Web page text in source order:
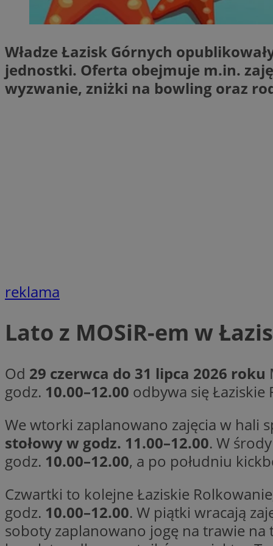
Władze Łazisk Górnych
jednostki. Oferta obejmuje m.in.
wyzwanie, zniżki na bowling oraz
reklama
Lato z MOSiR-em w
Od 29 czerwca do 31 lipca 2026 roku
godz. 10.00–12.00 odbywa się
We wtorki zaplanowano zajęcia w hali
stołowy w godz. 11.00–12.00. W
godz. 10.00–12.00, a po południu
Czwartki to kolejne Łaziskie
godz. 10.00–12.00. W piątki wracają
soboty zaplanowano jogę na trawie
MvSessID
li_gc
Nazwa
_ga_VBEXFQ7ESL
Nazwa
tuuid_lu
tuuid_lu
Nazwa
ADK_EX_11
__mguid_